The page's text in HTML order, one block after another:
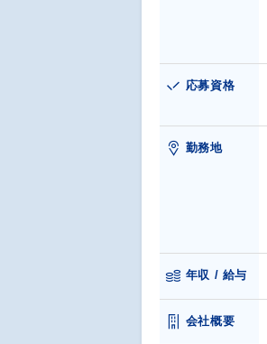
応募資格
勤務地
年収 / 給与
会社概要